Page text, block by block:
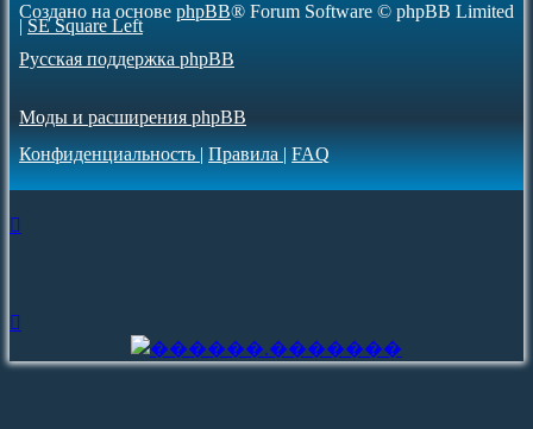
Создано на основе phpBB® Forum Software © phpBB Limited
| SE Square Left
Русская поддержка phpBB
Моды и расширения phpBB
Конфиденциальность | Правила | FAQ